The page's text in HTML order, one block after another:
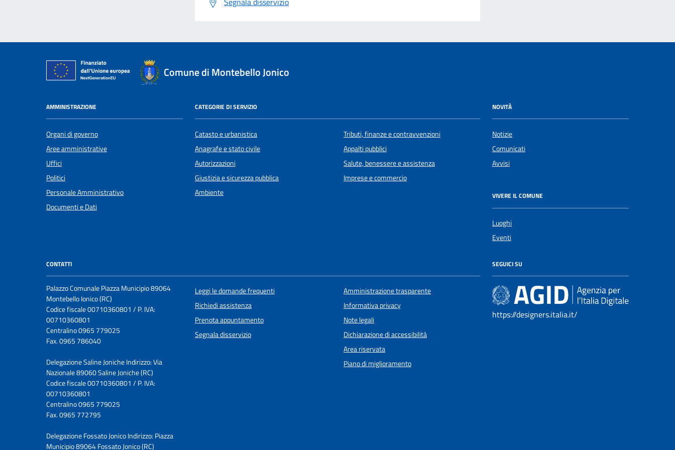
Comune di Montebello Jonico
AMMINISTRAZIONE
Organi di governo
Aree amministrative
Uffici
Politici
Personale Amministrativo
Documenti e Dati
CATEGORIE DI SERVIZIO
Catasto e urbanistica
Anagrafe e stato civile
Autorizzazioni
Giustizia e sicurezza pubblica
Ambiente
Tributi, finanze e contravvenzioni
Appalti pubblici
Salute, benessere e assistenza
Imprese e commercio
NOVITÀ
Notizie
Comunicati
Avvisi
VIVERE IL COMUNE
Luoghi
Eventi
CONTATTI
Palazzo Comunale Piazza Municipio 89064
Montebello Ionico (RC)
Codice fiscale 00710360801 / P. IVA:
00710360801
Centralino 0965 779025
Fax. 0965 786040
Delegazione Saline Joniche Indirizzo: Via
Nazionale 89060 Saline Joniche (RC)
Codice fiscale 00710360801 / P. IVA:
00710360801
Centralino 0965 779025
Fax. 0965 772795
Delegazione Fossato Jonico Indirizzo: Piazza
Municipio 89064 Fossato Jonico (RC)
Leggi le domande frequenti
Richiedi assistenza
Prenota appuntamento
Segnala disservizio
Amministrazione trasparente
Informativa privacy
Note legali
Dichiarazione di accessibilità
Area riservata
Piano di miglioramento
SEGUICI SU
https://designers.italia.it/